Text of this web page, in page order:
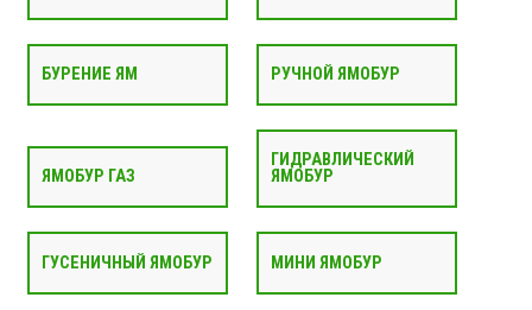
БУРЕНИЕ ЯМ РУЧНОЙ ЯМОБУР
ЯМОБУР ГАЗ
ГИДРАВЛИЧЕСКИЙ
ЯМОБУР
ГУСЕНИЧНЫЙ ЯМОБУР МИНИ ЯМОБУР